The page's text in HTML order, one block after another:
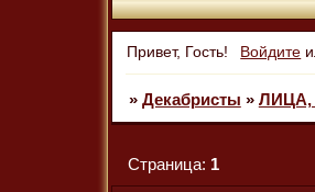
Привет, Гость! Войдите
» Декабристы »
Страница: 1